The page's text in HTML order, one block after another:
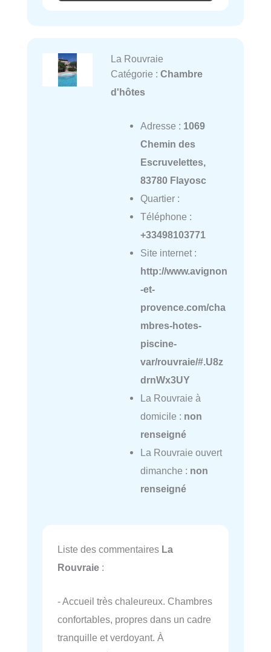
La Rouvraie
Catégorie : Chambre
d'hôtes
Adresse : 1069
Chemin des
Escruvelettes,
83780 Flayosc
Quartier :
Téléphone :
+33498103771
Site internet :
http://www.avignon
-et-
provence.com/cha
mbres-hotes-
piscine-
var/rouvraie/#.U8z
drnWx3UY
La Rouvraie à
domicile : non
renseigné
La Rouvraie ouvert
dimanche : non
renseigné
Liste des commentaires La
Rouvraie :
- Accueil très chaleureux. Chambres
confortables, propres dans un cadre
tranquille et verdoyant. À